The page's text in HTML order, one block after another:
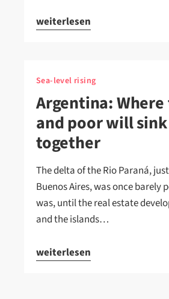
weiterlesen
Sea-level rising
Argentina:
and poor will sink
together
The delta of the Rio Paraná,
Buenos Aires, was once barely
was, until the real estate
and the islands…
weiterlesen